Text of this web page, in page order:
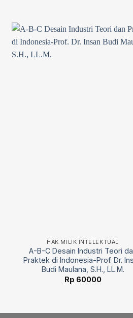
HAK MILIK INTELEKTUAL
A-B-C Desain Industri Teori
Praktek di Indonesia-Prof. Dr.
Budi Maulana, S.H., LL.M.
Rp 60000